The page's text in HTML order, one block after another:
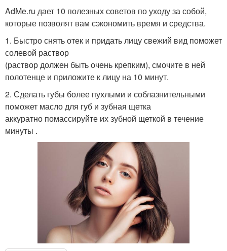
AdMe.ru дает 10 полезных советов по уходу за собой,
которые позволят вам сэкономить время и средства.
1. Быстро снять отек и придать лицу свежий вид поможет
солевой раствор
(раствор должен быть очень крепким), смочите в ней
полотенце и приложите к лицу на 10 минут.
2. Сделать губы более пухлыми и соблазнительными
поможет масло для губ и зубная щетка
аккуратно помассируйте их зубной щеткой в течение
минуты .